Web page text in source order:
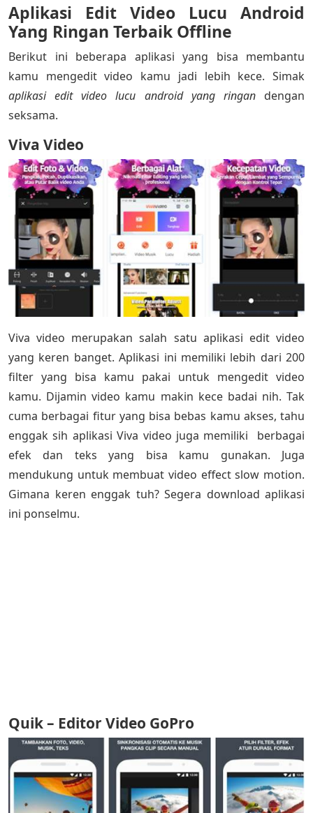
Aplikasi Edit Video Lucu Android
Yang Ringan Terbaik Offline
Berikut ini beberapa aplikasi yang bisa membantu
kamu mengedit video kamu jadi lebih kece. Simak
aplikasi edit video lucu android yang ringan dengan
seksama.
Viva Video
Viva video merupakan salah satu aplikasi edit video
yang keren banget. Aplikasi ini memiliki lebih dari 200
filter yang bisa kamu pakai untuk mengedit video
kamu. Dijamin video kamu makin kece badai nih. Tak
cuma berbagai fitur yang bisa bebas kamu akses, tahu
enggak sih aplikasi Viva video juga memiliki berbagai
efek dan teks yang bisa kamu gunakan. Juga
mendukung untuk membuat video effect slow motion.
Gimana keren enggak tuh? Segera download aplikasi
ini ponselmu.
Quik – Editor Video GoPro